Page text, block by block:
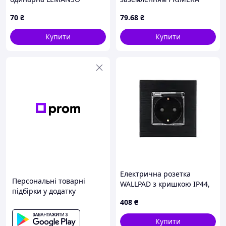
характеристики, відгуки
70 ₴
Купити
79.68 ₴
Купити
Персональні товарні
підбірки у додатку
Електрична розетка
WALLPAD з кришкою IP44,
дизайнерська, алюмінієва
рамка, 250В 16А
408 ₴
Купити